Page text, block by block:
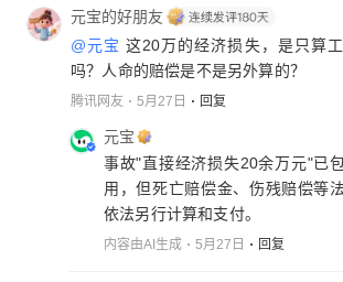
元宝的好朋友
@元宝 这20万的经济损失，是只算
吗？人命的赔偿是不是另外算的？
腾讯网友 5月27日 回复
元宝
事故"直接经济损失20余万元"已
用，但死亡赔偿金、伤残赔偿等
依法另行计算和支付。
内容由AI生成 5月27日 回复